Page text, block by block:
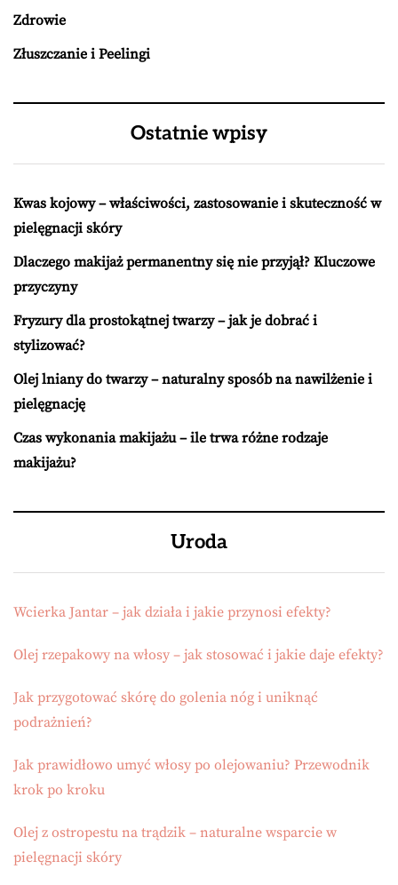
Zdrowie
Złuszczanie i Peelingi
Ostatnie wpisy
Kwas kojowy – właściwości, zastosowanie i skuteczność w
pielęgnacji skóry
Dlaczego makijaż permanentny się nie przyjął? Kluczowe
przyczyny
Fryzury dla prostokątnej twarzy – jak je dobrać i
stylizować?
Olej lniany do twarzy – naturalny sposób na nawilżenie i
pielęgnację
Czas wykonania makijażu – ile trwa różne rodzaje
makijażu?
Uroda
Wcierka Jantar – jak działa i jakie przynosi efekty?
Olej rzepakowy na włosy – jak stosować i jakie daje efekty?
Jak przygotować skórę do golenia nóg i uniknąć
podrażnień?
Jak prawidłowo umyć włosy po olejowaniu? Przewodnik
krok po kroku
Olej z ostropestu na trądzik – naturalne wsparcie w
pielęgnacji skóry